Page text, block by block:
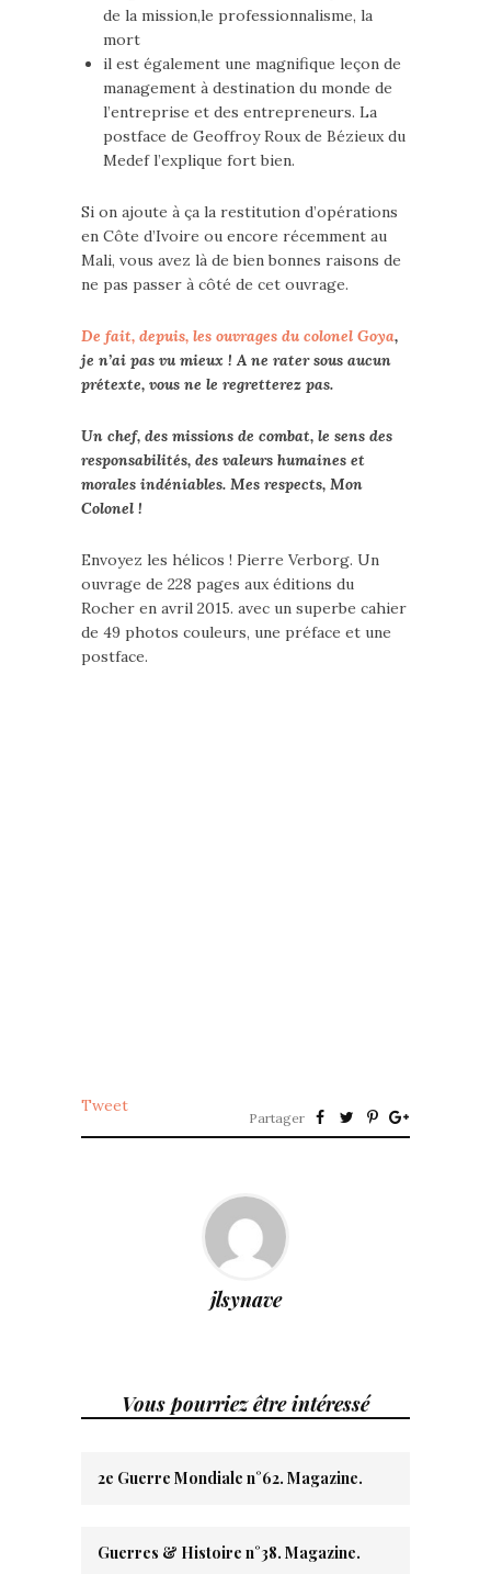
de la mission,le professionnalisme, la
mort
il est également une magnifique leçon de
management à destination du monde de
l’entreprise et des entrepreneurs. La
postface de Geoffroy Roux de Bézieux du
Medef l’explique fort bien.
Si on ajoute à ça la restitution d’opérations
en Côte d’Ivoire ou encore récemment au
Mali, vous avez là de bien bonnes raisons de
ne pas passer à côté de cet ouvrage.
De fait, depuis, les ouvrages du colonel Goya,
je n’ai pas vu mieux ! A ne rater sous aucun
prétexte, vous ne le regretterez pas.
Un chef, des missions de combat, le sens des
responsabilités, des valeurs humaines et
morales indéniables. Mes respects, Mon
Colonel !
Envoyez les hélicos ! Pierre Verborg. Un
ouvrage de 228 pages aux éditions du
Rocher en avril 2015. avec un superbe cahier
de 49 photos couleurs, une préface et une
postface.
Tweet
Partager
jlsynave
Vous pourriez être intéressé
2e Guerre Mondiale n°62. Magazine.
Guerres & Histoire n°38. Magazine.